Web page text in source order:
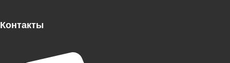
Контакты